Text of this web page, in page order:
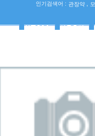
인기검색어 : 관장약
상품Q&A 사용후기